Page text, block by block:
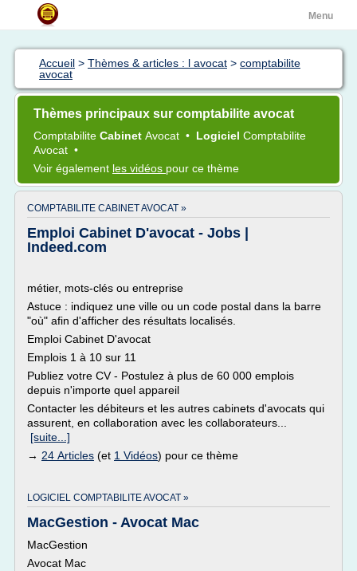
Menu
Accueil > Thèmes & articles : l avocat > comptabilite
avocat
Thèmes principaux sur comptabilite avocat
Comptabilite Cabinet Avocat • Logiciel Comptabilite
Avocat •
Voir également les vidéos pour ce thème
COMPTABILITE CABINET AVOCAT »
Emploi Cabinet D'avocat - Jobs |
Indeed.com
métier, mots-clés ou entreprise
Astuce : indiquez une ville ou un code postal dans la barre
"où" afin d'afficher des résultats localisés.
Emploi Cabinet D'avocat
Emplois 1 à 10 sur 11
Publiez votre CV - Postulez à plus de 60 000 emplois
depuis n'importe quel appareil
Contacter les débiteurs et les autres cabinets d'avocats qui
assurent, en collaboration avec les collaborateurs...
[suite...]
→ 24 Articles (et 1 Vidéos) pour ce thème
LOGICIEL COMPTABILITE AVOCAT »
MacGestion - Avocat Mac
MacGestion
Avocat Mac